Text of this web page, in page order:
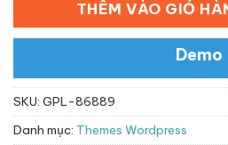
THÊM VÀO GIỎ
Demo
SKU: GPL-86889
Danh mục: Themes Wordpress